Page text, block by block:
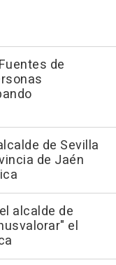
de
de Sevilla
de Jaén
alcalde de
el